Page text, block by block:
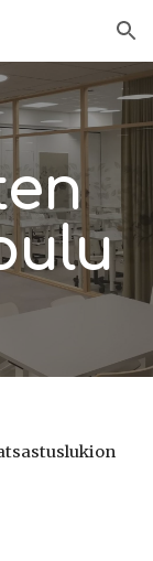
Skip to navigation